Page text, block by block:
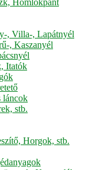
, Villa-, Lapátnyél
, Kaszanyél
Itatók
láncok
stb.
Horgok, stb.